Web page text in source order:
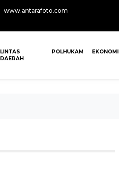
www.antarafoto.com
LINTAS
DAERAH
POLHUKAM EKONOMI